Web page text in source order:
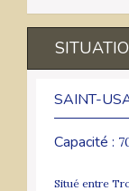
SAINT-
Capacité :
Situé entre